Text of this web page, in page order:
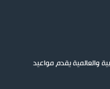
والعالمية يقدم مواعيد